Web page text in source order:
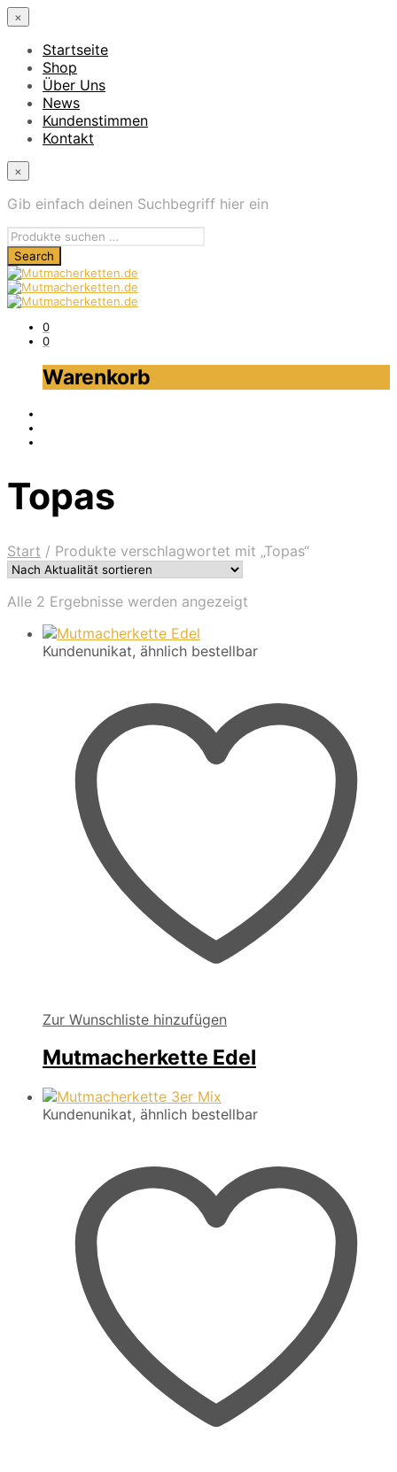
×
Startseite
Shop
Über Uns
News
Kundenstimmen
Kontakt
×
Gib einfach deinen Suchbegriff hier ein
0
0
Warenkorb
Topas
Start / Produkte verschlagwortet mit „Topas“
Alle 2 Ergebnisse werden angezeigt
Kundenunikat, ähnlich bestellbar
Zur Wunschliste hinzufügen
Mutmacherkette Edel
Kundenunikat, ähnlich bestellbar